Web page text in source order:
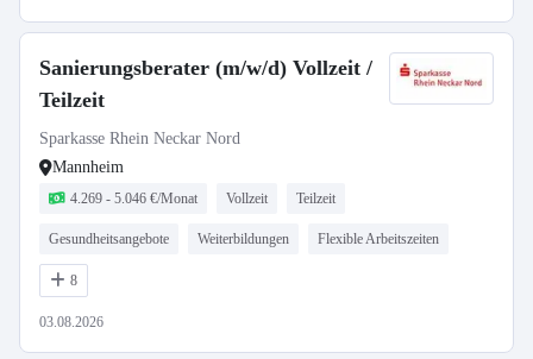
Sanierungsberater (m/w/d) Vollzeit /
Teilzeit
Sparkasse Rhein Neckar Nord
Mannheim
4.269 - 5.046 €/Monat Vollzeit Teilzeit
Gesundheitsangebote Weiterbildungen Flexible Arbeitszeiten
8
03.08.2026